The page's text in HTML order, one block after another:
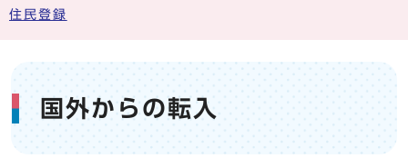
住民登録
国外からの転入